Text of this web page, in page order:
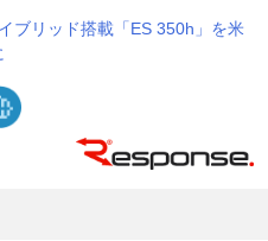
ブリッド搭載「ES 350h」を米